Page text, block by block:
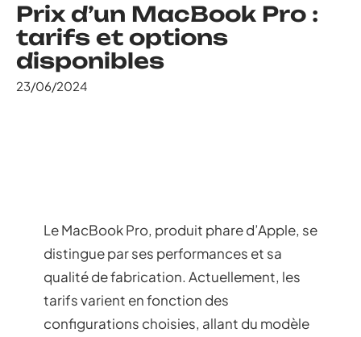
Prix d’un MacBook Pro :
tarifs et options
disponibles
23/06/2024
Le MacBook Pro, produit phare d’Apple, se
distingue par ses performances et sa
qualité de fabrication. Actuellement, les
tarifs varient en fonction des
configurations choisies, allant du modèle